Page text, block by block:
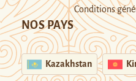
Conditions
NOS PAYS
Kazakhstan